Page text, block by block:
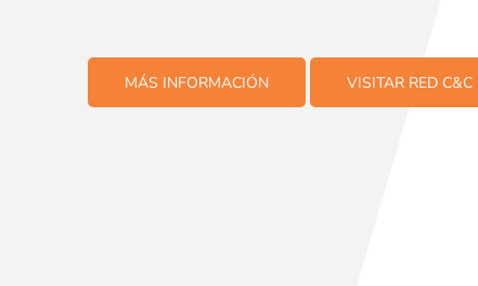
MÁS INFORMACIÓN VISITAR RED C&C